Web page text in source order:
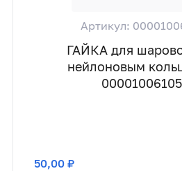
Артикул:
ГАЙКА для
нейлоновым
50,00 ₽